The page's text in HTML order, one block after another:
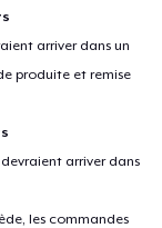
arriver dans un
produite et remise
arriver dans
les commandes